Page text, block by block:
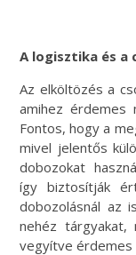
A logisztika és a
Az elköltözés a
amihez érdemes
Fontos, hogy a
mivel jelentős
dobozokat
így biztosítják
dobozolásnál az
nehéz tárgyakat,
vegyítve érdemes